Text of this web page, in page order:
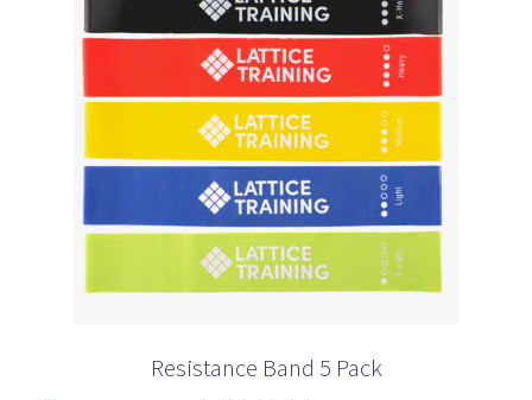
Resistance Band 5 Pack